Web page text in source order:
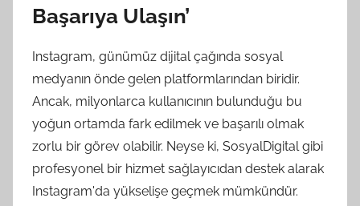
Başarıya Ulaşın’
Instagram, günümüz dijital çağında sosyal
medyanın önde gelen platformlarından biridir.
Ancak, milyonlarca kullanıcının bulunduğu bu
yoğun ortamda fark edilmek ve başarılı olmak
zorlu bir görev olabilir. Neyse ki, SosyalDigital gibi
profesyonel bir hizmet sağlayıcıdan destek alarak
Instagram'da yükselişe geçmek mümkündür.